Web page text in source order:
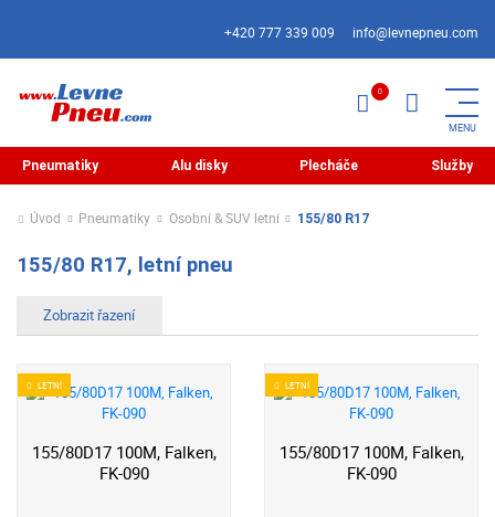
+420 777 339 009 info@levnepneu.com
Pneumatiky Alu disky Plecháče Služby
Úvod Pneumatiky Osobní & SUV letní 155/80 R17
155/80 R17, letní pneu
LETNÍ
155/80D17 100M, Falken,
FK-090
LETNÍ
155/80D17 100M, Falken,
FK-090